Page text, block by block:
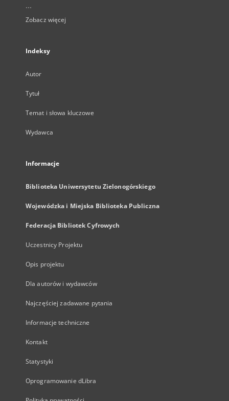
...
Zobacz więcej
Indeksy
Autor
Tytuł
Temat i słowa kluczowe
Wydawca
Informacje
Biblioteka Uniwersytetu Zielonogórskiego
Wojewódzka i Miejska Biblioteka Publiczna
Federacja Bibliotek Cyfrowych
Uczestnicy Projektu
Opis projektu
Dla autorów i wydawców
Najczęściej zadawane pytania
Informacje techniczne
Kontakt
Statystyki
Oprogramowanie dLibra